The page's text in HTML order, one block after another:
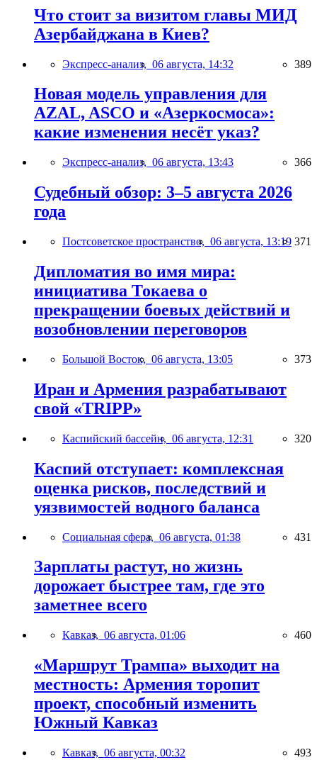
Что стоит за визитом главы МИД
Азербайджана в Киев?
Экспресс-анализ, 06 августа, 14:32 389
Новая модель управления для
AZAL, ASCO и «Азеркосмоса»:
какие изменения несёт указ?
Экспресс-анализ, 06 августа, 13:43 366
Судебный обзор: 3–5 августа 2026
года
Постсоветское пространство, 06 августа, 13:19 371
Дипломатия во имя мира:
инициатива Токаева о
прекращении боевых действий и
возобновлении переговоров
Большой Восток, 06 августа, 13:05 373
Иран и Армения разрабатывают
свой «TRIPP»
Каспийский бассейн, 06 августа, 12:31 320
Каспий отступает: комплексная
оценка рисков, последствий и
уязвимостей водного баланса
Социальная сфера, 06 августа, 01:38 431
Зарплаты растут, но жизнь
дорожает быстрее там, где это
заметнее всего
Кавказ, 06 августа, 01:06 460
«Маршрут Трампа» выходит на
местность: Армения торопит
проект, способный изменить
Южный Кавказ
Кавказ, 06 августа, 00:32 493